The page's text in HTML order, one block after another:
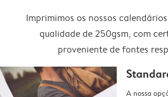
Imprimimos os nossos
qualidade de 250gsm, com
proveniente de fontes
A nossa